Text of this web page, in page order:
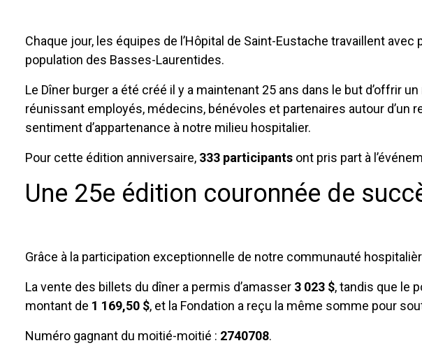
Chaque jour, les équipes de l’Hôpital de Saint-Eustache travaillent
population des Basses-Laurentides.
Le Dîner burger a été créé il y a maintenant 25 ans dans le but d’offrir
réunissant employés, médecins, bénévoles et partenaires autour
sentiment d’appartenance à notre milieu hospitalier.
Pour cette édition anniversaire, 333 participants ont pris part à
Une 25e édition couronnée de
Grâce à la participation exceptionnelle de notre communauté
La vente des billets du dîner a permis d’amasser 3 023 $, tandis que le
montant de 1 169,50 $, et la Fondation a reçu la même somme pour
Numéro gagnant du moitié-moitié : 2740708.